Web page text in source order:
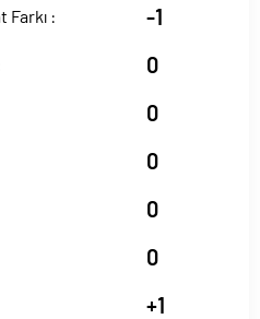
: -1
0
0
0
0
0
+1